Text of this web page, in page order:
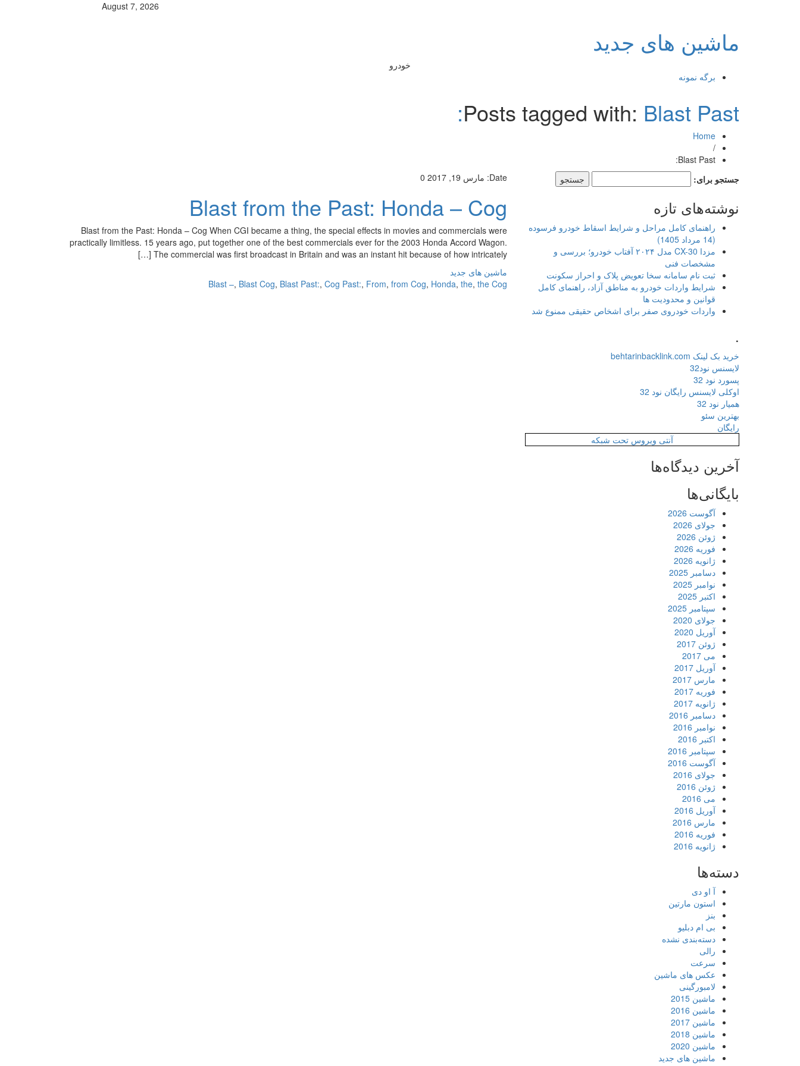
August 7, 2026
ماشین های جدید
خودرو
برگه نمونه
Posts tagged with: Blast Past:
Home
/
Blast Past:
Date: مارس 19, 2017 0
Blast from the Past: Honda – Cog
Blast from the Past: Honda – Cog When CGI became a thing, the special effects in movies and commercials were
practically limitless. 15 years ago, put together one of the best commercials ever for the 2003 Honda Accord Wagon.
The commercial was first broadcast in Britain and was an instant hit because of how intricately […]
ماشین های جدید
Blast –, Blast Cog, Blast Past:, Cog Past:, From, from Cog, Honda, the, the Cog
جستجو برای:
نوشته‌های تازه
راهنمای کامل مراحل و شرایط اسقاط خودرو فرسوده
(14 مرداد 1405)
مزدا CX-30 مدل ۲۰۲۴ آفتاب خودرو؛ بررسی و
مشخصات فنی
ثبت نام سامانه سخا تعویض پلاک و احراز سکونت
شرایط واردات خودرو به مناطق آزاد، راهنمای کامل
قوانین و محدودیت ها
واردات خودروی صفر برای اشخاص حقیقی ممنوع شد
.
خرید بک لینک behtarinbacklink.com
لایسنس نود32
پسورد نود 32
اوکلی لایسنس رایگان نود 32
همیار نود 32
بهترین سئو
رایگان
آنتی ویروس تحت شبکه
آخرین دیدگاه‌ها
بایگانی‌ها
آگوست 2026
جولای 2026
ژوئن 2026
فوریه 2026
ژانویه 2026
دسامبر 2025
نوامبر 2025
اکتبر 2025
سپتامبر 2025
جولای 2020
آوریل 2020
ژوئن 2017
می 2017
آوریل 2017
مارس 2017
فوریه 2017
ژانویه 2017
دسامبر 2016
نوامبر 2016
اکتبر 2016
سپتامبر 2016
آگوست 2016
جولای 2016
ژوئن 2016
می 2016
آوریل 2016
مارس 2016
فوریه 2016
ژانویه 2016
دسته‌ها
آ او دی
استون مارتین
بنز
بی ام دبلیو
دسته‌بندی نشده
رالی
سرعت
عکس های ماشین
لامبورگینی
ماشین 2015
ماشین 2016
ماشین 2017
ماشین 2018
ماشین 2020
ماشین های جدید